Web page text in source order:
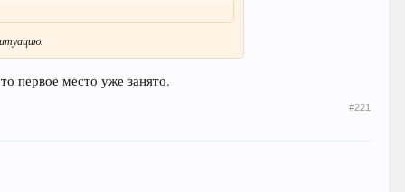
первое место уже занято.
#221